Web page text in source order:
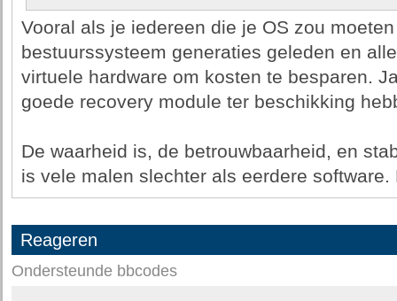
Vooral als je iedereen die je OS zou
bestuurssysteem generaties geleden en
virtuele hardware om kosten te besparen.
goede recovery module ter beschikking
De waarheid is, de betrouwbaarheid, en
is vele malen slechter als eerdere
Reageren
Ondersteunde bbcodes